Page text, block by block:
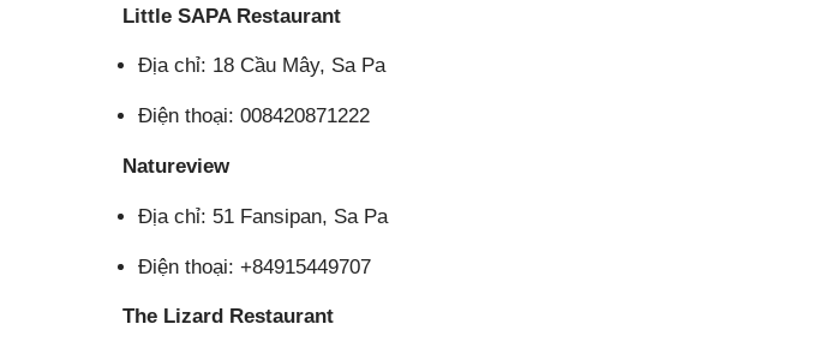
Little SAPA Restaurant
Địa chỉ: 18 Cầu Mây, Sa Pa
Điện thoại: 008420871222
Natureview
Địa chỉ: 51 Fansipan, Sa Pa
Điện thoại: +84915449707
The Lizard Restaurant